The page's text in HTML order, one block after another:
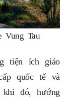
Vung Tau
tiện ích giáo
quốc tế và
đó, hướng